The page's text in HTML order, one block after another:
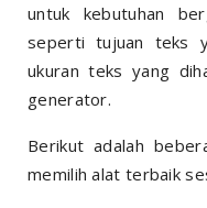
untuk kebutuhan
seperti tujuan teks
ukuran teks yang
generator.
Berikut adalah
memilih alat terbaik